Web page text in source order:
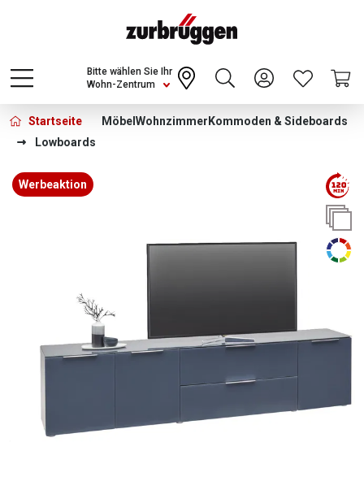
Choose a different country or region to see
content for your location and shop online
CONTINUE
Wohn-Zentrum
Bitte wählen Sie Ihr
Startseite Möbel Wohnzimmer Kommoden & Sideboards
Lowboards
Bildergalerie überspringen
Werbeaktion